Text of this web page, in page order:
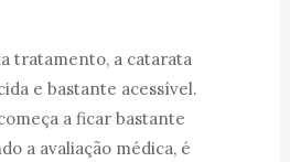
tratamento, a catarata
e bastante acessível.
a ficar bastante
a avaliação médica, é